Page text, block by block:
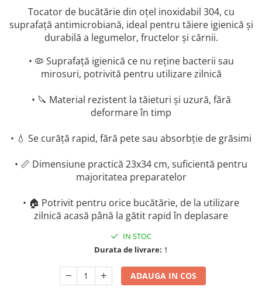
Tocator de bucătărie din oțel inoxidabil 304, cu
suprafață antimicrobiană, ideal pentru tăiere igienică și
durabilă a legumelor, fructelor și cărnii.
• 🦠 Suprafață igienică ce nu reține bacterii sau
mirosuri, potrivită pentru utilizare zilnică
• 🔪 Material rezistent la tăieturi și uzură, fără
deformare în timp
• 💧 Se curăță rapid, fără pete sau absorbție de grăsimi
• 📏 Dimensiune practică 23x34 cm, suficientă pentru
majoritatea preparatelor
• 🏠 Potrivit pentru orice bucătărie, de la utilizare
zilnică acasă până la gătit rapid în deplasare
IN STOC
Durata de livrare: 1
ADAUGA IN COS